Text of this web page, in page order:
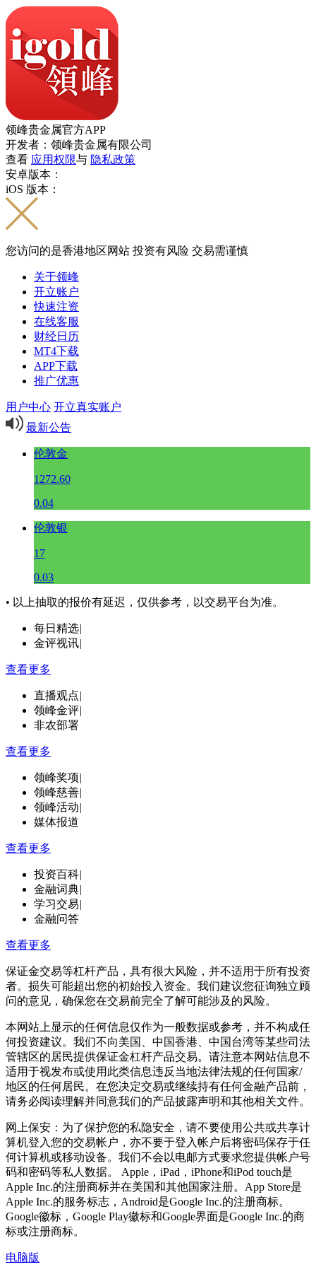
领峰贵金属官方APP
开发者：领峰贵金属有限公司
查看 应用权限与 隐私政策
安卓版本：
iOS 版本：
您访问的是香港地区网站 投资有风险 交易需谨慎
关于领峰
开立账户
快速注资
在线客服
财经日历
MT4下载
APP下载
推广优惠
用户中心 开立真实账户
最新公告
伦敦金
1272.60
0.04
伦敦银
17
0.03
• 以上抽取的报价有延迟，仅供参考，以交易平台为准。
每日精选|
金评视讯|
查看更多
直播观点|
领峰金评|
非农部署
查看更多
领峰奖项|
领峰慈善|
领峰活动|
媒体报道
查看更多
投资百科|
金融词典|
学习交易|
金融问答
查看更多
保证金交易等杠杆产品，具有很大风险，并不适用于所有投资
者。损失可能超出您的初始投入资金。我们建议您征询独立顾
问的意见，确保您在交易前完全了解可能涉及的风险。
本网站上显示的任何信息仅作为一般数据或参考，并不构成任
何投资建议。我们不向美国、中国香港、中国台湾等某些司法
管辖区的居民提供保证金杠杆产品交易。请注意本网站信息不
适用于视发布或使用此类信息违反当地法律法规的任何国家/
地区的任何居民。在您决定交易或继续持有任何金融产品前，
请务必阅读理解并同意我们的产品披露声明和其他相关文件。
网上保安：为了保护您的私隐安全，请不要使用公共或共享计
算机登入您的交易帐户，亦不要于登入帐户后将密码保存于任
何计算机或移动设备。我们不会以电邮方式要求您提供帐户号
码和密码等私人数据。 Apple，iPad，iPhone和iPod touch是
Apple Inc.的注册商标并在美国和其他国家注册。App Store是
Apple Inc.的服务标志，Android是Google Inc.的注册商标。
Google徽标，Google Play徽标和Google界面是Google Inc.的商
标或注册商标。
电脑版